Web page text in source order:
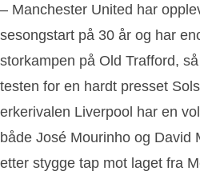
– Manchester United har
sesongstart på 30 år og har
storkampen på Old Trafford,
testen for en hardt presset
erkerivalen Liverpool har en
både José Mourinho og David
etter stygge tap mot laget fra